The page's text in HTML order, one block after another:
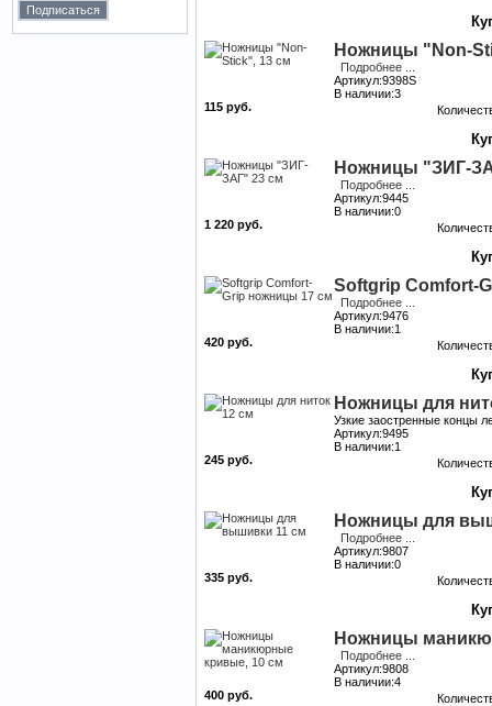
Ножницы "Non-
Подробнее ...
Артикул:9398S
В наличии:3
115 руб.
Ножницы "ЗИГ-
Подробнее ...
Артикул:9445
В наличии:0
1 220 руб.
Softgrip Comfort-
Подробнее ...
Артикул:9476
В наличии:1
420 руб.
Ножницы для
Узкие заостренные концы
Артикул:9495
В наличии:1
245 руб.
Ножницы для
Подробнее ...
Артикул:9807
В наличии:0
335 руб.
Ножницы
Подробнее ...
Артикул:9808
В наличии:4
400 руб.